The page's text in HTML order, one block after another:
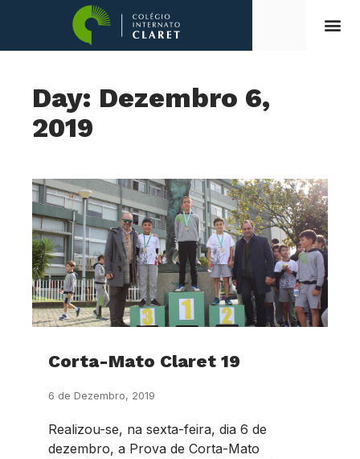
Day: Dezembro 6,
2019
Corta-Mato Claret 19
6 de Dezembro, 2019
Realizou-se, na sexta-feira, dia 6 de
dezembro, a Prova de Corta-Mato